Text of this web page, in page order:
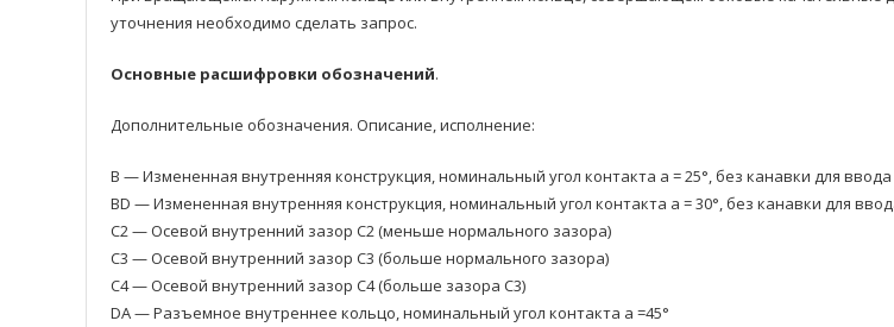
уточнения необходимо сделать запрос.
Основные расшифровки обозначений.
Дополнительные обозначения. Описание, исполнение:
B — Измененная внутренняя конструкция, номинальный угол контакта a = 25°, без канавки для
BD — Измененная внутренняя конструкция, номинальный угол контакта a = 30°, без канавки для
C2 — Осевой внутренний зазор C2 (меньше нормального зазора)
C3 — Осевой внутренний зазор C3 (больше нормального зазора)
C4 — Осевой внутренний зазор C4 (больше зазора C3)
DA — Разъемное внутреннее кольцо, номинальный угол контакта a =45°